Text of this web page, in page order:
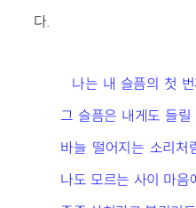
다.
나는 내 슬픔의 첫
그 슬픔은 내게도 들
바늘 떨어지는 소리처
나도 모르는 사이 마음